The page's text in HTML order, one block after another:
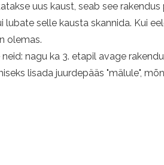
uus kaust, seab see rakendus
lubate selle kausta skannida. Kui
olemas.
nagu ka 3. etapil avage
lisada juurdepääs "mälule",